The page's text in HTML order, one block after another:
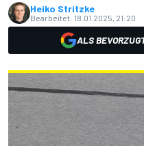
Heiko Stritzke
Bearbeitet: 18.01.2025, 21:20
ALS